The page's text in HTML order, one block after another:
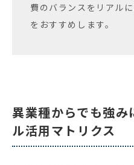
費のバランスをリアル
をおすすめします。
異業種からでも強
ル活用マトリクス